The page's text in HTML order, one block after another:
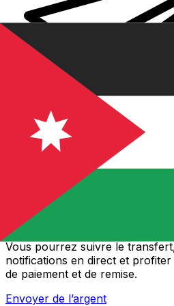
Transferts d'argent
Envoyez de l'argent en ligne de
Vous pourrez suivre le
notifications en direct et
de paiement et de remise.
Envoyer de l’argent